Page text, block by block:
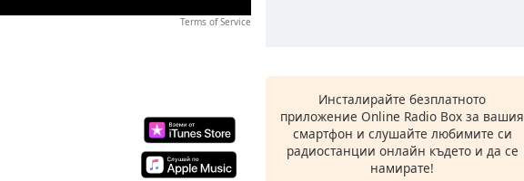
Terms of Service
Инсталирайте безплатното
приложение Online Radio Box за вашия
смартфон и слушайте любимите си
радиостанции онлайн където и да се
намирате!